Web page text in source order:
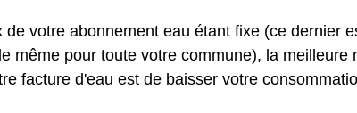
de votre abonnement eau étant fixe (ce dernier
même pour toute votre commune), la meilleure
facture d'eau est de baisser votre